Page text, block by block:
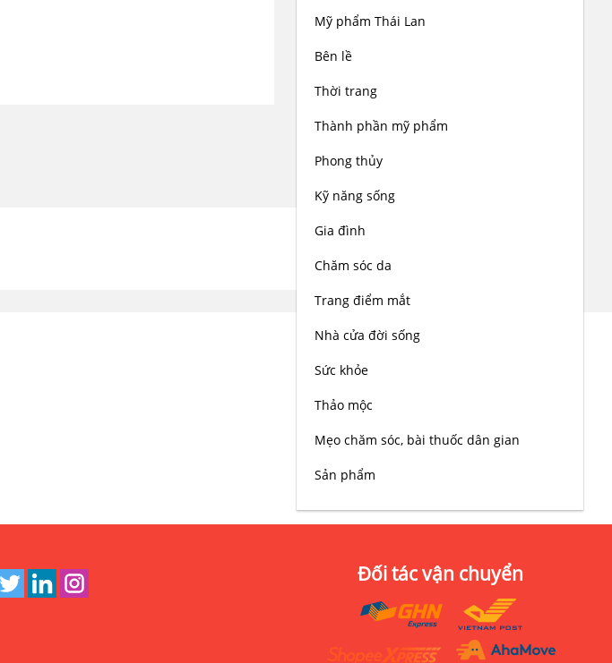
Mỹ phẩm Thái Lan
Bên lề
Thời trang
Thành phần mỹ phẩm
Phong thủy
Kỹ năng sống
Gia đình
Chăm sóc da
Trang điểm mắt
Nhà cửa đời sống
Sức khỏe
Thảo mộc
Mẹo chăm sóc, bài thuốc dân gian
Sản phẩm
Đối tác vận chuyển